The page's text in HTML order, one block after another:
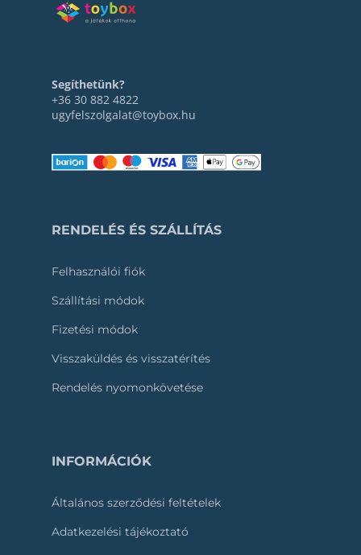
Segíthetünk?
+36 30 882 4822
ugyfelszolgalat@toybox.hu
RENDELÉS ÉS SZÁLLÍTÁS
Felhasználói fiók
Szállítási módok
Fizetési módok
Visszaküldés és visszatérítés
Rendelés nyomonkövetése
INFORMÁCIÓK
Általános szerződési feltételek
Adatkezelési tájékoztató